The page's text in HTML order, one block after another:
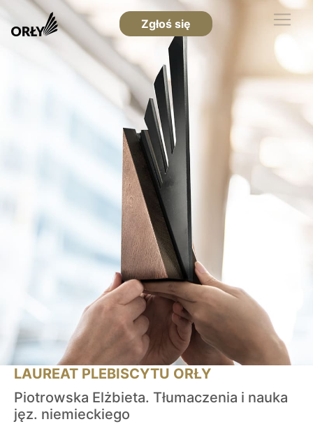
Zgłoś się
LAUREAT PLEBISCYTU ORŁY
Piotrowska Elżbieta. Tłumaczenia i nauka
jęz. niemieckiego